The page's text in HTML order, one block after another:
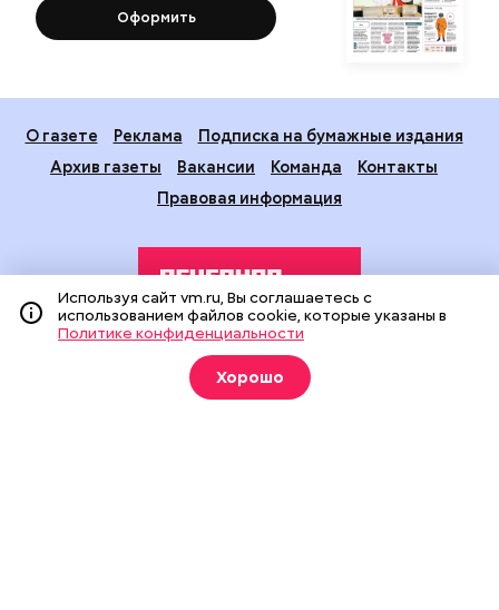
Оформить
О газете Реклама
Подписка на бумажные издания
Архив газеты
Вакансии Команда
Контакты
Правовая информация
Издание создано при финансовой поддержке Департамента
средств массовой информации и рекламы города Москвы.
На сайте применяются рекомендательные технологии
Используя сайт vm.ru, Вы соглашаетесь с
использованием файлов cookie, которые указаны в
Политике конфиденциальности
Хорошо